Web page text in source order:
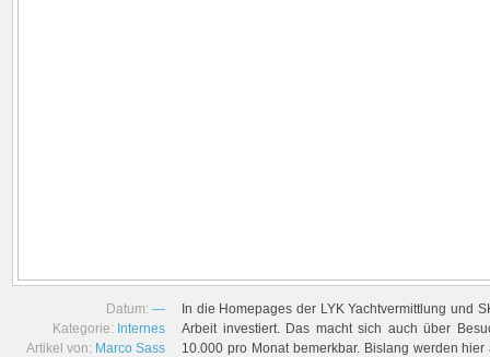
Datum: —
Kategorie: Internes
Artikel von: Marco Sass
In die Homepages der LYK Yachtvermittlung und
Arbeit investiert. Das macht sich auch über
10.000 pro Monat bemerkbar. Bislang werden